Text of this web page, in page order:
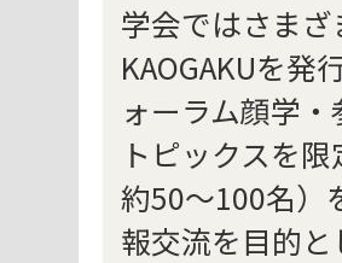
学会ではさま
KAOGAKUを発
ォーラム顔学
トピックスを
約50〜100名）
報交流を目的